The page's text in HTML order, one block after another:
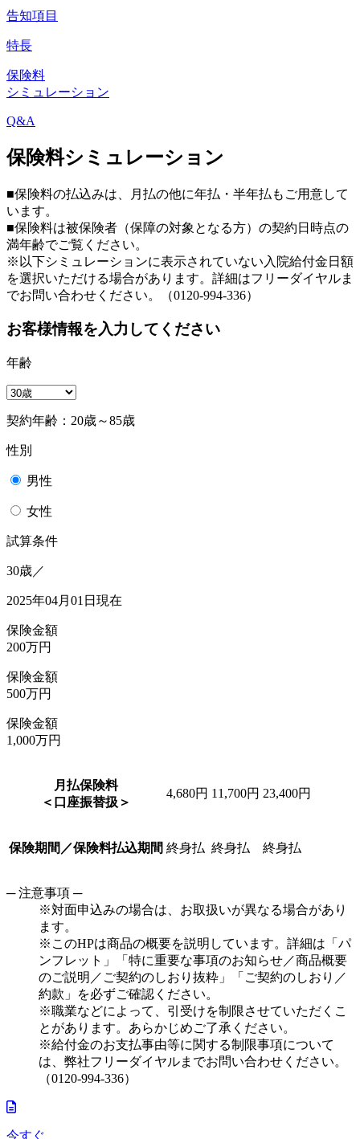
告知項目
特長
保険料
シミュレーション
Q&A
保険料シミュレーション
■保険料の払込みは、月払の他に年払・半年払もご用意して
います。
■保険料は被保険者（保障の対象となる方）の契約日時点の
満年齢でご覧ください。
※以下シミュレーションに表示されていない入院給付金日額
を選択いただける場合があります。詳細はフリーダイヤルま
でお問い合わせください。（0120-994-336）
お客様情報を入力してください
年齢
契約年齢：20歳～85歳
性別
男性
女性
試算条件
30歳／
2025年04月01日現在
保険金額
200万円
保険金額
500万円
保険金額
1,000万円
月払保険料
＜口座振替扱＞
4,680円 11,700円 23,400円
保険期間／保険料払込期間 終身払 終身払 終身払
─ 注意事項 ─
※対面申込みの場合は、お取扱いが異なる場合があり
ます。
※このHPは商品の概要を説明しています。詳細は「パ
ンフレット」「特に重要な事項のお知らせ／商品概要
のご説明／ご契約のしおり抜粋」「ご契約のしおり／
約款」を必ずご確認ください。
※職業などによって、引受けを制限させていただくこ
とがあります。あらかじめご了承ください。
※給付金のお支払事由等に関する制限事項について
は、弊社フリーダイヤルまでお問い合わせください。
（0120-994-336）
今すぐ